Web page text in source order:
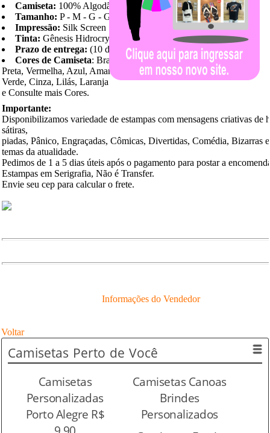
Camiseta: 100% Algodão
Tamanho: P - M - G - GG
Impressão: Silk Screen
Tinta: Gênesis Hidrocryl
Prazo de entrega: (10 dias)
Cores de Camiseta: Branca,
Preta, Vermelha, Azul, Amarela,
Verde, Cinza, Lilás, Laranja
e Consulte mais Cores.
Importante:
Disponibilizamos variedade de estampas com mensagens criativas de
sátiras,
piadas, Pânico, Engraçadas, Cômicas, Divertidas, Comédia, Bizarras
temas da atualidade.
Pedimos de 1 a 5 dias úteis após o pagamento para postar a
Estampas em Serigrafia, Não é Transfer.
Envie seu cep para calcular o frete.
Informações do Vendedor
Voltar
Camisetas Perto de Você
Camisetas
Personalizadas
Porto Alegre R$
Camisetas Canoas
Brindes
Personalizados